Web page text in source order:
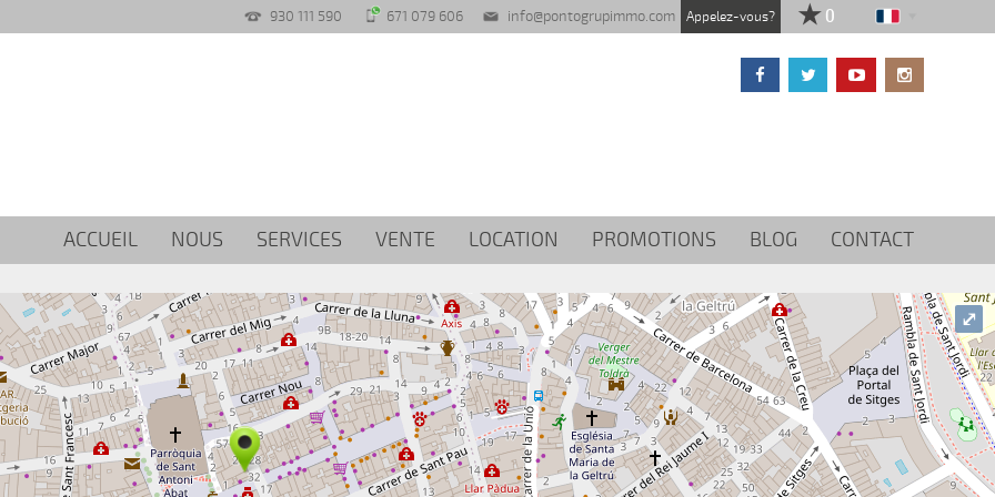
Appelez-vous?
info@pontogrupimmo.com
671 079 606
930 111 590
ACCUEIL NOUS SERVICES VENTE LOCATION PROMOTIONS BLOG CONTACT
⤢